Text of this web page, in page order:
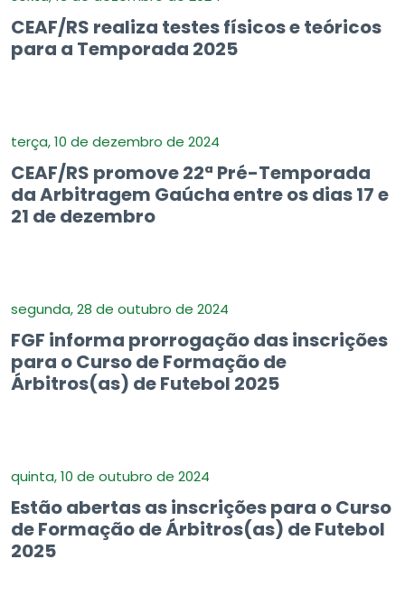
CEAF/RS realiza testes físicos e teóricos
para a Temporada 2025
terça, 10 de dezembro de 2024
CEAF/RS promove 22ª Pré-Temporada
da Arbitragem Gaúcha entre os dias 17 e
21 de dezembro
segunda, 28 de outubro de 2024
FGF informa prorrogação das inscrições
para o Curso de Formação de
Árbitros(as) de Futebol 2025
quinta, 10 de outubro de 2024
Estão abertas as inscrições para o Curso
de Formação de Árbitros(as) de Futebol
2025